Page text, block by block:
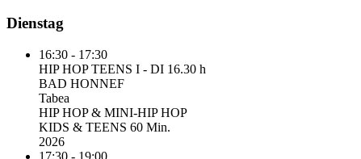
Dienstag
16:30 - 17:30
HIP HOP TEENS I - DI 16.30 h
BAD HONNEF
Tabea
HIP HOP & MINI-HIP HOP
KIDS & TEENS 60 Min.
2026
17:30 - 19:00